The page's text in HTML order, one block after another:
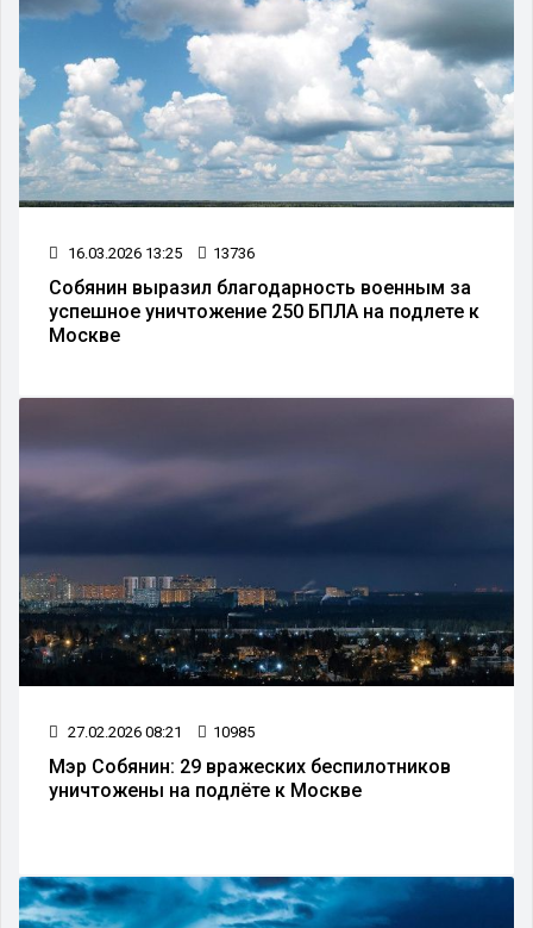
16.03.2026 13:25 13736
Собянин выразил благодарность военным за
успешное уничтожение 250 БПЛА на подлете к
Москве
27.02.2026 08:21 10985
Мэр Собянин: 29 вражеских беспилотников
уничтожены на подлёте к Москве